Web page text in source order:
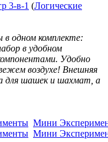
3-в-1 (Логические
одном комплекте:
в удобном
Удобно
воздухе! Внешняя
для шашек и шахмат, а
Мини
Мини